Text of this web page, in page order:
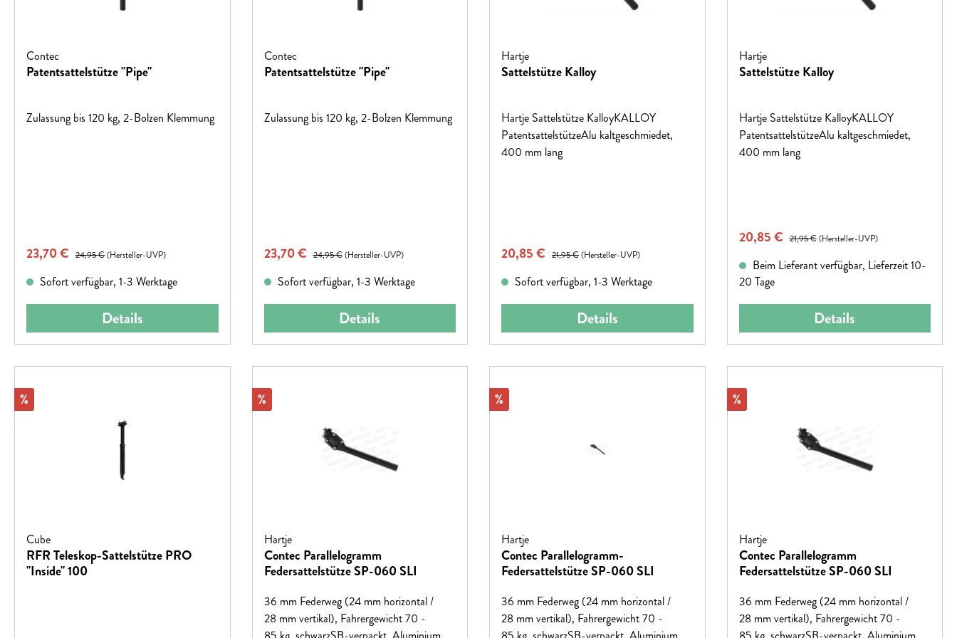
Contec
Patentsattelstütze "Pipe"
Zulassung bis 120 kg, 2-Bolzen Klemmung
Verkaufspreis:
23,70 € Regulärer Preis:
24,95 €(Hersteller-UVP)
Sofort verfügbar, 1-3 Werktage
Details
Contec
Patentsattelstütze "Pipe"
Zulassung bis 120 kg, 2-Bolzen Klemmung
Verkaufspreis:
23,70 € Regulärer Preis:
24,95 €(Hersteller-UVP)
Sofort verfügbar, 1-3 Werktage
Details
Hartje
Sattelstütze Kalloy
Hartje Sattelstütze KalloyKALLOY
PatentsattelstützeAlu kaltgeschmiedet,
400 mm lang
Verkaufspreis:
20,85 € Regulärer Preis:
21,95 €(Hersteller-UVP)
Sofort verfügbar, 1-3 Werktage
Details
Hartje
Sattelstütze Kalloy
Hartje Sattelstütze KalloyKALLOY
PatentsattelstützeAlu kaltgeschmiedet,
400 mm lang
Verkaufspreis:
20,85 € Regulärer Preis:
21,95 €(Hersteller-UVP)
Beim Lieferant verfügbar, Lieferzeit 10-
20 Tage
Details
Rabatt
%
Cube
RFR Teleskop-Sattelstütze PRO
"Inside" 100
Rabatt
%
Hartje
Contec Parallelogramm
Federsattelstütze SP-060 SLI
36 mm Federweg (24 mm horizontal /
28 mm vertikal), Fahrergewicht 70 -
Rabatt
%
Hartje
Contec Parallelogramm-
Federsattelstütze SP-060 SLI
36 mm Federweg (24 mm horizontal /
28 mm vertikal), Fahrergewicht 70 -
Rabatt
%
Hartje
Contec Parallelogramm
Federsattelstütze SP-060 SLI
36 mm Federweg (24 mm horizontal /
28 mm vertikal), Fahrergewicht 70 -